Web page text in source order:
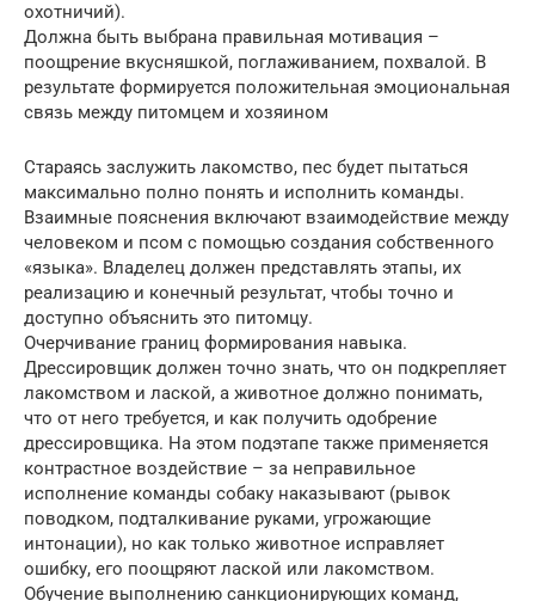
охотничий).
Должна быть выбрана правильная мотивация –
поощрение вкусняшкой, поглаживанием, похвалой. В
результате формируется положительная эмоциональная
связь между питомцем и хозяином
Стараясь заслужить лакомство, пес будет пытаться
максимально полно понять и исполнить команды.
Взаимные пояснения включают взаимодействие между
человеком и псом с помощью создания собственного
«языка». Владелец должен представлять этапы, их
реализацию и конечный результат, чтобы точно и
доступно объяснить это питомцу.
Очерчивание границ формирования навыка.
Дрессировщик должен точно знать, что он подкрепляет
лакомством и лаской, а животное должно понимать,
что от него требуется, и как получить одобрение
дрессировщика. На этом подэтапе также применяется
контрастное воздействие – за неправильное
исполнение команды собаку наказывают (рывок
поводком, подталкивание руками, угрожающие
интонации), но как только животное исправляет
ошибку, его поощряют лаской или лакомством.
Обучение выполнению санкционирующих команд,